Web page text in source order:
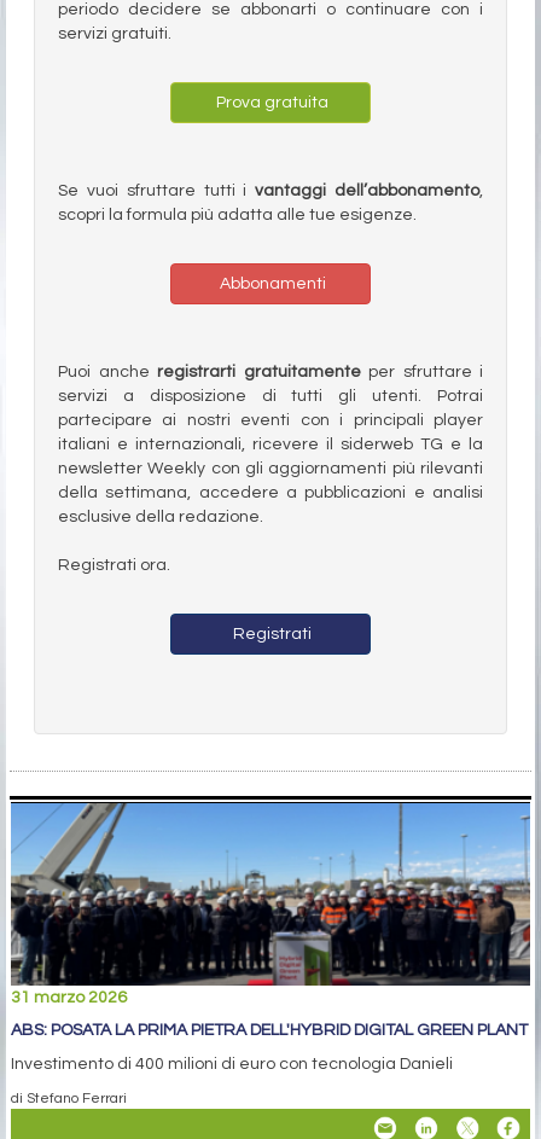
periodo decidere se abbonarti o continuare con i
servizi gratuiti.
Prova gratuita
Se vuoi sfruttare tutti ivantaggi dell’abbonamento,
scopri la formula più adatta alle tue esigenze.
Abbonamenti
Puoi anche registrarti gratuitamenteper sfruttare i
servizi a disposizione di tutti gli utenti. Potrai
partecipare ai nostri eventi con i principali player
italiani e internazionali, ricevere il siderweb TG e la
newsletter Weekly con gli aggiornamenti più rilevanti
della settimana, accedere a pubblicazioni e analisi
esclusive della redazione.
Registrati ora.
Registrati
31 marzo 2026
ABS: POSATA LA PRIMA PIETRA DELL'HYBRID DIGITAL GREEN PLANT
Investimento di 400 milioni di euro con tecnologia Danieli
di Stefano Ferrari